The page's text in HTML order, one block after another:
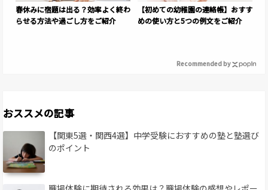
春休みに宿題は出る？効率よく終わ
らせる方法や過ごし方をご紹介
【初めての幼稚園の連絡帳】おすす
めの使い方と5つの例文をご紹介
Recommended by
おススメの記事
【関東5選・関西4選】中学受験におすすめの塾と塾選び
のポイント